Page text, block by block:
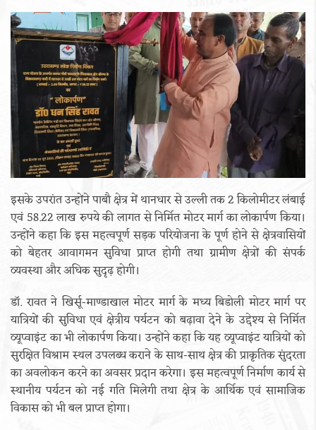
इसके उपरांत उन्होंने पाबौ क्षेत्र में थानधार से उल्ली तक 2 किलोमीटर लंबाई
एवं 58.22 लाख रुपये की लागत से निर्मित मोटर मार्ग का लोकार्पण किया।
उन्होंने कहा कि इस महत्वपूर्ण सड़क परियोजना के पूर्ण होने से क्षेत्रवासियों
को बेहतर आवागमन सुविधा प्राप्त होगी तथा ग्रामीण क्षेत्रों की संपर्क
व्यवस्था और अधिक सुदृढ़ होगी।
डॉ. रावत ने खिर्सू-माण्डाखाल मोटर मार्ग के मध्य बिडोली मोटर मार्ग पर
यात्रियों की सुविधा एवं क्षेत्रीय पर्यटन को बढ़ावा देने के उद्देश्य से निर्मित
व्यूप्वाइंट का भी लोकार्पण किया। उन्होंने कहा कि यह व्यूप्वाइंट यात्रियों को
सुरक्षित विश्राम स्थल उपलब्ध कराने के साथ-साथ क्षेत्र की प्राकृतिक सुंदरता
का अवलोकन करने का अवसर प्रदान करेगा। इस महत्वपूर्ण निर्माण कार्य से
स्थानीय पर्यटन को नई गति मिलेगी तथा क्षेत्र के आर्थिक एवं सामाजिक
विकास को भी बल प्राप्त होगा।